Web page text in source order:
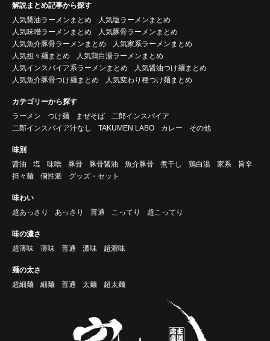
解説まとめ記事から探す
人気醤油ラーメンまとめ
人気塩ラーメンまとめ
人気味噌ラーメンまとめ
人気豚骨ラーメンまとめ
人気魚介豚骨ラーメンまとめ
人気家系ラーメンまとめ
人気担々麺まとめ
人気鶏白湯ラーメンまとめ
人気インスパイア系ラーメンまとめ
人気醤油つけ麺まとめ
人気魚介豚骨つけ麺まとめ
人気変わり種つけ麺まとめ
カテゴリーから探す
ラーメン
つけ麺 まぜそば
二郎インスパイア
二郎インスパイア汁なし
TAKUMEN LABO カレー その他
味別
醤油
塩 味噌 豚骨 豚骨醤油 魚介豚骨 煮干し 鶏白湯 家系
旨辛
担々麺
個性派 グッズ・セット
味わい
超あっさり
あっさり 普通 こってり 超こってり
味の濃さ
超薄味
薄味 普通 濃味 超濃味
麺の太さ
超細麺
細麺 普通 太麺 超太麺